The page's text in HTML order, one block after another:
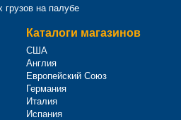
грузов на палубе
Каталоги магазинов
США
Англия
Европейский Союз
Германия
Италия
Испания